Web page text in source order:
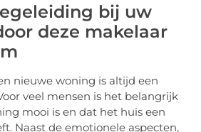
bij uw
deze makelaar
nieuwe woning is altijd een
veel mensen is het belangrijk
mooi is en dat het huis een
Naast de emotionele aspecten,